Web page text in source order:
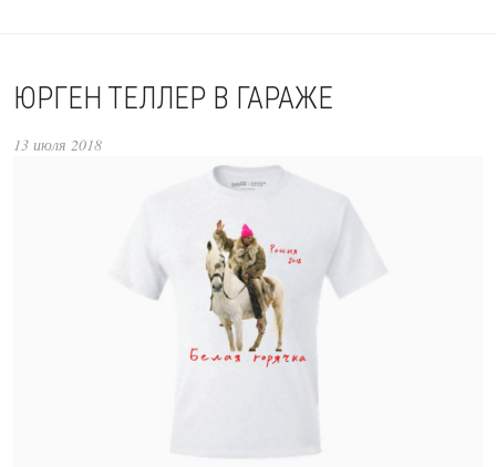
ЮРГЕН ТЕЛЛЕР В ГАРАЖЕ
13 июля 2018